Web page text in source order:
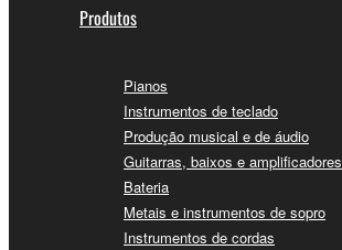
Produtos
Pianos
Instrumentos de teclado
Produção musical e de áudio
Guitarras, baixos e amplificadores
Bateria
Metais e instrumentos de sopro
Instrumentos de cordas